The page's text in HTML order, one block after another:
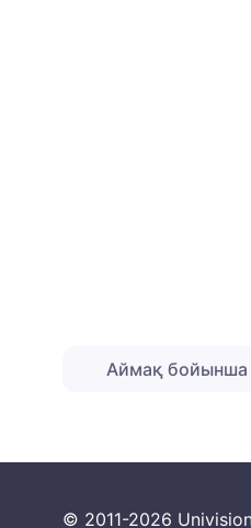
Аймақ бойынша
© 2011-2026